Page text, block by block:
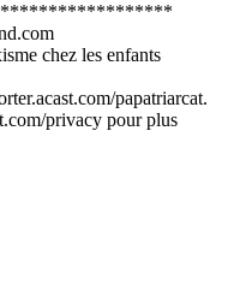
chez les enfants
papatriarcat.
privacy pour plus